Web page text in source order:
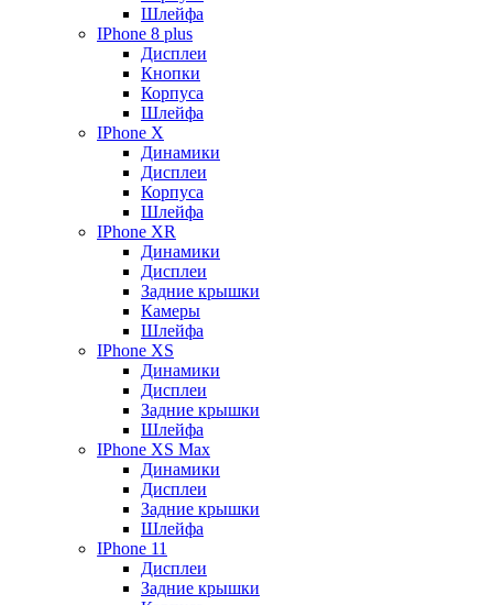
Шлейфа
IPhone 8 plus
Дисплеи
Кнопки
Корпуса
Шлейфа
IPhone X
Динамики
Дисплеи
Корпуса
Шлейфа
IPhone XR
Динамики
Дисплеи
Задние крышки
Камеры
Шлейфа
IPhone XS
Динамики
Дисплеи
Задние крышки
Шлейфа
IPhone XS Max
Динамики
Дисплеи
Задние крышки
Шлейфа
IPhone 11
Дисплеи
Задние крышки